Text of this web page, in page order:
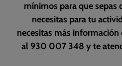
mínimos para que sepas
necesitas para tu
necesitas más
al 930 007 348 y te